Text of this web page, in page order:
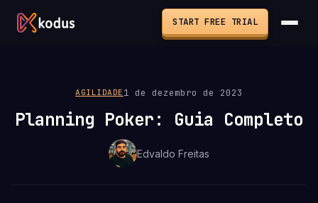
START FREE TRIAL
AGILIDADE 1 de dezembro de 2023
Planning Poker: Guia Completo
Edvaldo Freitas